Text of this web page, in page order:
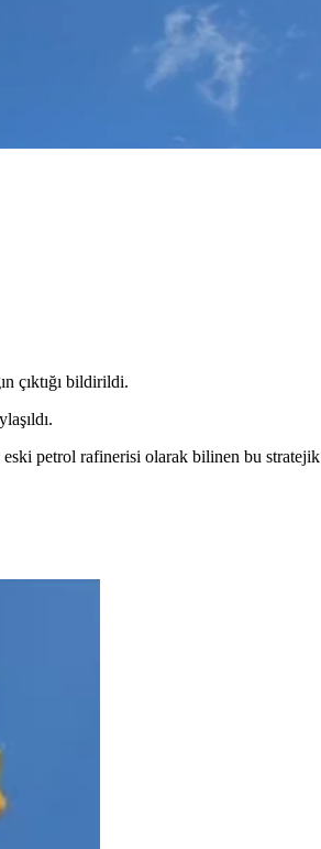
çıktığı bildirildi.
eski petrol rafinerisi olarak bilinen bu stratejik